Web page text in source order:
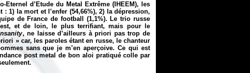
Eternel d’Etude du Metal Extrême (IHEEM), les
1) la mort et l’enfer (54,66%), 2) la dépression,
de France de football (1,1%). Le trio russe
et de loin, le plus terrifiant, mais pour le
, ne laisse d’ailleurs à priori pas trop de
» car, les paroles étant en russe, le chanteur
sans que je m’en aperçoive. Ce qui est
post metal de bon aloi pratiqué colle par